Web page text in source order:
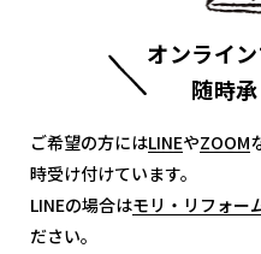
オンライ
随時
ご希望の方にはLINE
LINEやZOOM
ZOOM
時受け付けています。
LINEの場合はモリ・リフォー
モリ・リフォー
ださい。